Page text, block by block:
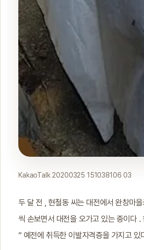
KakaoTalk 20200325 151038106 03
두 달 전 , 현철동 씨는 대전에서 완창마
씩 손보면서 대전을 오가고 있는 중이다
“ 예전에 취득한 이발자격증을 가지고 있